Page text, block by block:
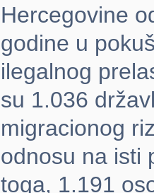
Hercegovine
godine u
ilegalnog
su 1.036
migracionog
odnosu na isti
toga, 1.191